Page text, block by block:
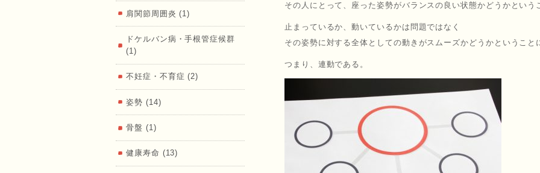
（ふくし
ょうあ
その人にとって、座った姿勢がバランスの良い状態かどうかという
止まっているか、動いているかは問題ではなく
その姿勢に対する全体としての動きがスムーズかどうかということ
つまり、連動である。
肩関節周囲炎 (1)
ドケルバン病・手根管症候群
(1)
不妊症・不育症 (2)
姿勢 (14)
骨盤 (1)
健康寿命 (13)